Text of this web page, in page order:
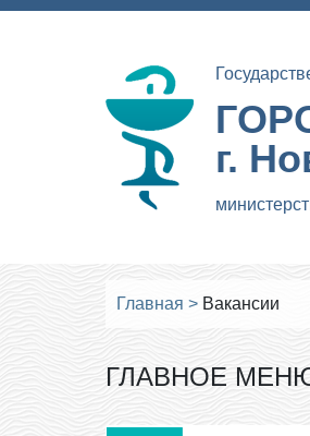
г.
Главная > Вакансии
ГЛАВНОЕ